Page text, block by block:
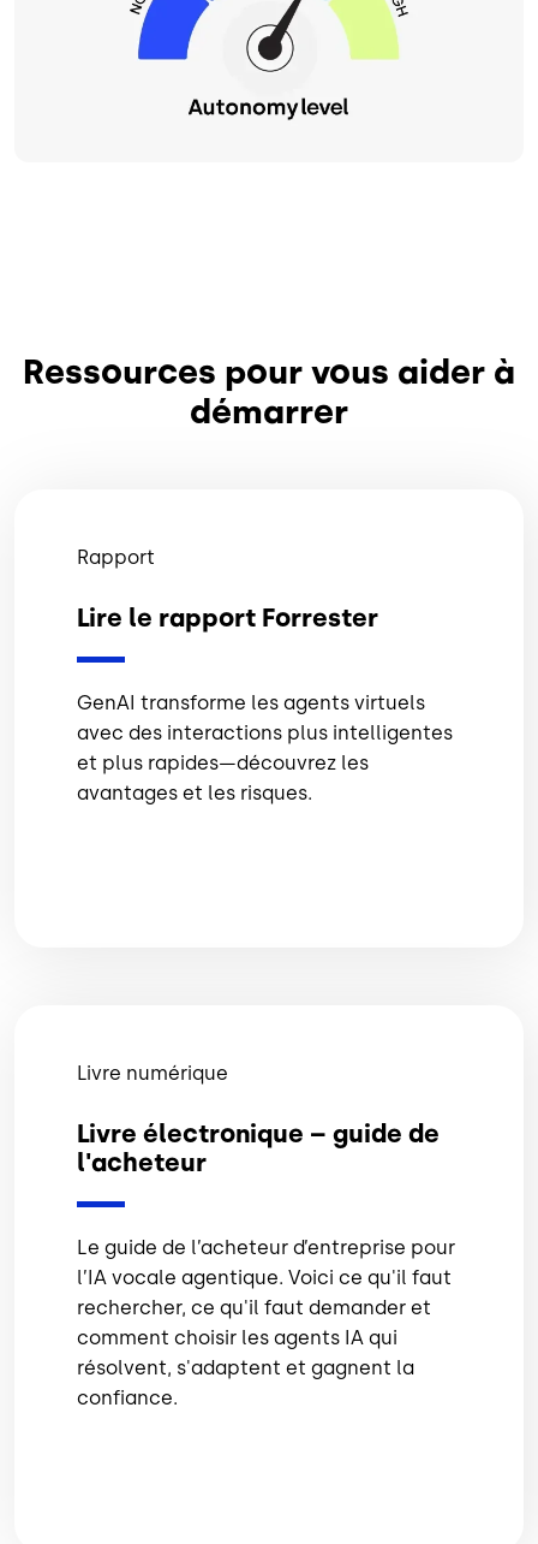
Ressources pour vous aider à
démarrer
Rapport
Lire le rapport Forrester
GenAI transforme les agents virtuels
avec des interactions plus intelligentes
et plus rapides—découvrez les
avantages et les risques.
Livre numérique
Livre électronique – guide de
l'acheteur
Le guide de l’acheteur d’entreprise pour
l’IA vocale agentique. Voici ce qu'il faut
rechercher, ce qu'il faut demander et
comment choisir les agents IA qui
résolvent, s'adaptent et gagnent la
confiance.